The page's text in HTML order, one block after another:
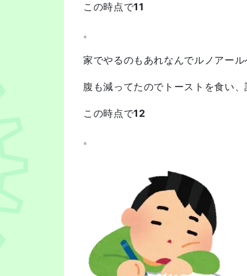
この時点で11
。
家でやるのもあれなんでルノアール
腹も減ってたのでトーストを食い、
この時点で12
。